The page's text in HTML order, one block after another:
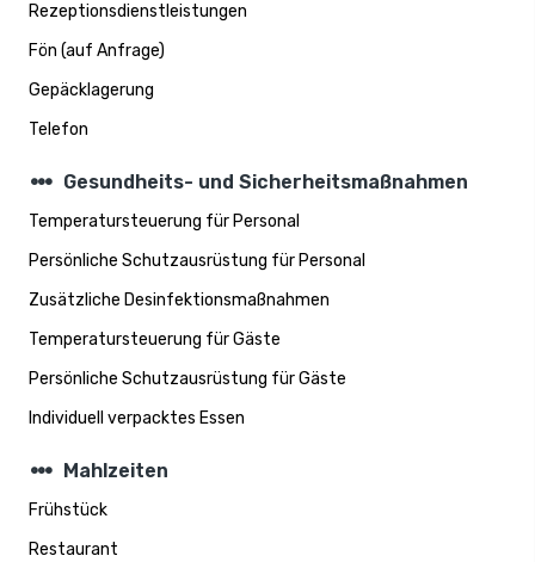
Rezeptionsdienstleistungen
Fön (auf Anfrage)
Gepäcklagerung
Telefon
steppers Gesundheits- und Sicherheitsmaßnahmen
Temperatursteuerung für Personal
Persönliche Schutzausrüstung für Personal
Zusätzliche Desinfektionsmaßnahmen
Temperatursteuerung für Gäste
Persönliche Schutzausrüstung für Gäste
Individuell verpacktes Essen
steppers Mahlzeiten
Frühstück
Restaurant